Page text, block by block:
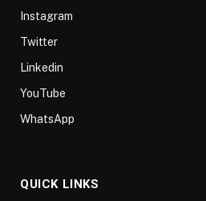
Instagram
Twitter
Linkedin
YouTube
WhatsApp
QUICK LINKS